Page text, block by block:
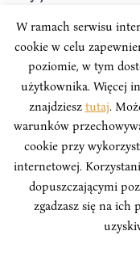
W ramach serwisu
cookie w celu
poziomie, w tym
użytkownika. Więcej
znajdziesz tutaj.
warunków
cookie przy
internetowej.
dopuszczającymi
zgadzasz się na